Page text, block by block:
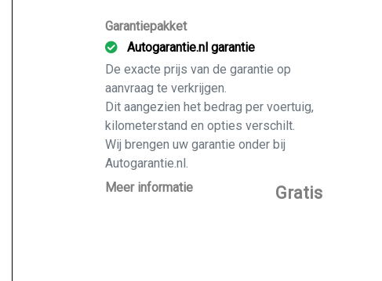
Garantiepakket
Autogarantie.nl garantie
De exacte prijs van de garantie op
aanvraag te verkrijgen.
Dit aangezien het bedrag per voertuig,
kilometerstand en opties verschilt.
Wij brengen uw garantie onder bij
Autogarantie.nl.
Vraag ons naar de mogelijkheden voor
Meer informatie Gratis